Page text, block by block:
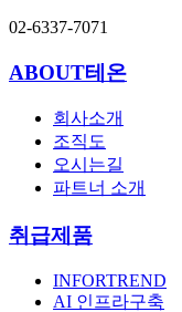
02-6337-7071
ABOUT테온
회사소개
조직도
오시는길
파트너 소개
취급제품
INFORTREND
AI 인프라구축